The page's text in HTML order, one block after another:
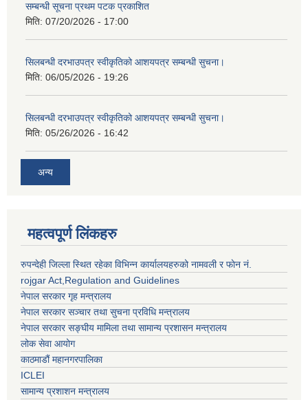
सम्बन्धी सूचना प्रथम पटक प्रकाशित
मिति: 07/20/2026 - 17:00
सिलबन्धी दरभाउपत्र स्वीकृतिको आशयपत्र सम्बन्धी सुचना।
मिति: 06/05/2026 - 19:26
सिलबन्धी दरभाउपत्र स्वीकृतिको आशयपत्र सम्बन्धी सुचना।
मिति: 05/26/2026 - 16:42
अन्य
महत्वपूर्ण लिंकहरु
रुपन्देही जिल्ला स्थित रहेका विभिन्न कार्यालयहरुको नामवली र फाेन न‌ं.
rojgar Act,Regulation and Guidelines
नेपाल सरकार गृह मन्त्रालय
नेपाल सरकार सञ्चार तथा सुचना प्रविधि मन्त्रालय
नेपाल सरकार सङ्घीय मामिला तथा सामान्य प्रशासन मन्त्रालय
लोक सेवा आयोग
काठमाडौं महानगरपालिका
ICLEI
सामान्य प्रशाशन मन्त्रालय